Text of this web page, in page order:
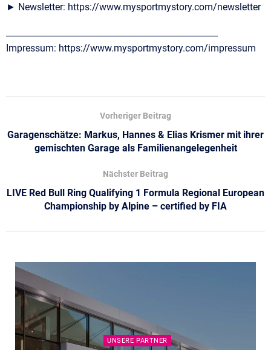
► Newsletter: https://www.mysportmystory.com/newsletter
Impressum: https://www.mysportmystory.com/impressum
Vorheriger Beitrag
Garagenschätze: Markus, Hannes & Elias Krismer mit ihrer
gemischten Garage als Familienangelegenheit
Nächster Beitrag
LIVE Red Bull Ring Qualifying 1 Formula Regional European
Championship by Alpine – certified by FIA
UNSERE PARTNER